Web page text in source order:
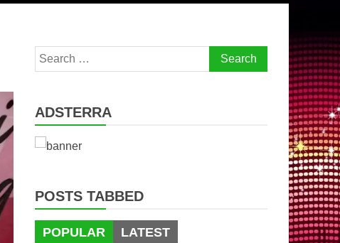
Search
for:
ADSTERRA
POSTS TABBED
POPULAR LATEST